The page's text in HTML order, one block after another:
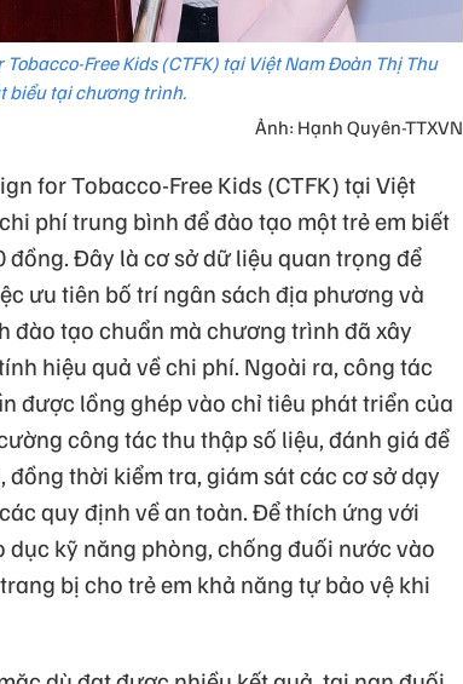
Free Kids (CTFK) tại Việt Nam Đoàn Thị Thu
biểu tại chương trình.
Ảnh: Hạnh Quyên-TTXVN
for Tobacco-Free Kids (CTFK) tại Việt
phí trung bình để đào tạo một trẻ em biết
Đây là cơ sở dữ liệu quan trọng để
ưu tiên bố trí ngân sách địa phương và
đào tạo chuẩn mà chương trình đã xây
hiệu quả về chi phí. Ngoài ra, công tác
được lồng ghép vào chỉ tiêu phát triển của
công tác thu thập số liệu, đánh giá để
thời kiểm tra, giám sát các cơ sở dạy
quy định về an toàn. Để thích ứng với
kỹ năng phòng, chống đuối nước vào
bị cho trẻ em khả năng tự bảo vệ khi